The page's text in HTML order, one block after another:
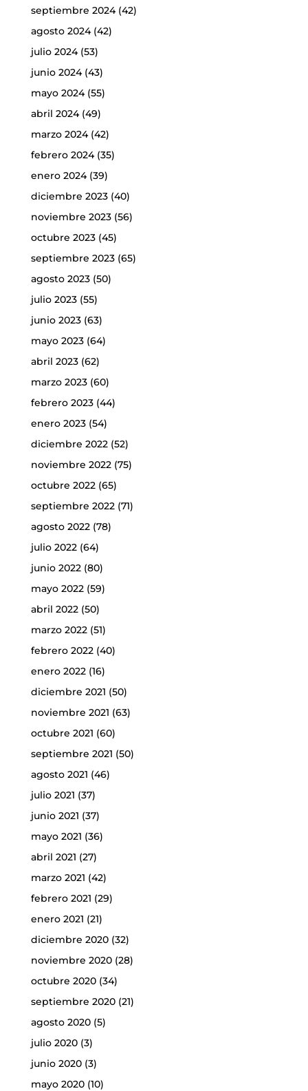
septiembre 2024(42)
agosto 2024(42)
julio 2024(53)
junio 2024(43)
mayo 2024(55)
abril 2024(49)
marzo 2024(42)
febrero 2024(35)
enero 2024(39)
diciembre 2023(40)
noviembre 2023(56)
octubre 2023(45)
septiembre 2023(65)
agosto 2023(50)
julio 2023(55)
junio 2023(63)
mayo 2023(64)
abril 2023(62)
marzo 2023(60)
febrero 2023(44)
enero 2023(54)
diciembre 2022(52)
noviembre 2022(75)
octubre 2022(65)
septiembre 2022(71)
agosto 2022(78)
julio 2022(64)
junio 2022(80)
mayo 2022(59)
abril 2022(50)
marzo 2022(51)
febrero 2022(40)
enero 2022(16)
diciembre 2021 (50)
noviembre 2021 (63)
octubre 2021 (60)
septiembre 2021 (50)
agosto 2021 (46)
julio 2021 (37)
junio 2021 (37)
mayo 2021 (36)
abril 2021 (27)
marzo 2021 (42)
febrero 2021 (29)
enero 2021 (21)
diciembre 2020(32)
noviembre 2020(28)
octubre 2020(34)
septiembre 2020(21)
agosto 2020(5)
julio 2020(3)
junio 2020(3)
mayo 2020(10)